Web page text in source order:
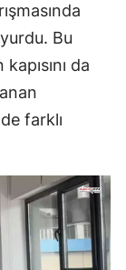
Bu
da
farklı